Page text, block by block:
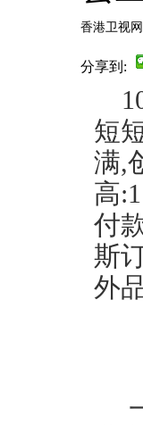
香港卫视网
分享到:
短
满,
高
付
斯
外